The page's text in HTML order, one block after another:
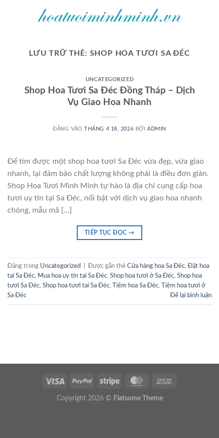
LƯU TRỮ THẺ: SHOP HOA TƯƠI SA ĐÉC
UNCATEGORIZED
Shop Hoa Tươi Sa Đéc Đồng Tháp – Dịch
Vụ Giao Hoa Nhanh
ĐĂNG VÀOTHÁNG 4 18, 2026 BỞI ADMIN
Để tìm được một shop hoa tươi Sa Đéc vừa đẹp, vừa giao
nhanh, lại đảm bảo chất lượng không phải là điều đơn giản.
Shop Hoa Tươi Minh Minh tự hào là địa chỉ cung cấp hoa
tươi uy tín tại Sa Đéc, nổi bật với dịch vụ giao hoa nhanh
chóng, mẫu mã […]
TIẾP TỤC ĐỌC →
Đăng trong Uncategorized Được gắn thẻ Cửa hàng hoa Sa Đéc, Đặt hoa
tại Sa Đéc, Mua hoa uy tín tại Sa Đéc, Shop hoa tươi ở Sa Đéc, Shop hoa
tươi Sa Đéc, Shop hoa tươi tại Sa Đéc, Tiệm hoa Sa Đéc,
Tiệm hoa tươi ở
Sa Đéc
Để lại bình luận
Copyright 2026 © Flatsome Theme